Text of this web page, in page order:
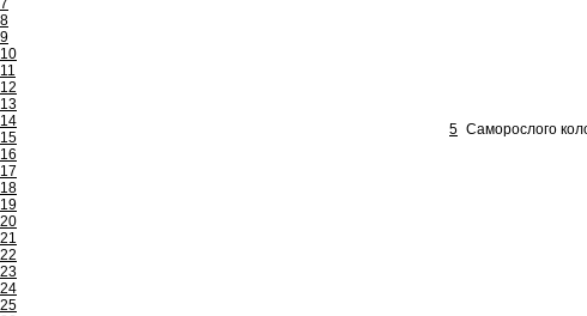
7
8
9
10
11
12
13
14
15
16
17
18
19
20
21
22
23
24
25
5 Саморослого